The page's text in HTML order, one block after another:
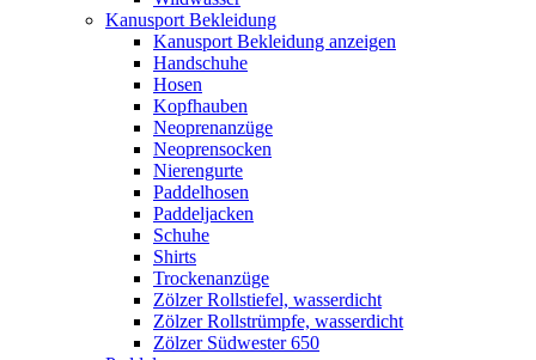
Kanusport Bekleidung
Kanusport Bekleidung anzeigen
Handschuhe
Hosen
Kopfhauben
Neoprenanzüge
Neoprensocken
Nierengurte
Paddelhosen
Paddeljacken
Schuhe
Shirts
Trockenanzüge
Zölzer Rollstiefel, wasserdicht
Zölzer Rollstrümpfe, wasserdicht
Zölzer Südwester 650